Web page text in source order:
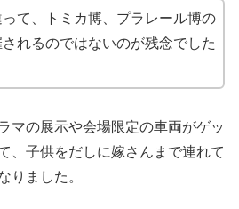
て、トミカ博、プラレール博の
れるのではないのが残念でした
マの展示や会場限定の車両がゲッ
、子供をだしに嫁さんまで連れて
りました。